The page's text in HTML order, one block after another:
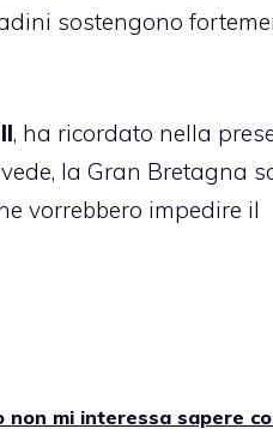
sostengono
, ha ricordato nella
la Gran Bretagna
vorrebbero impedire il
mi interessa sapere